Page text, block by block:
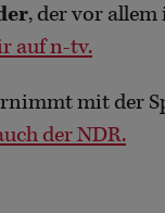
, der vor allem
auf n-tv.
mit der
der NDR.